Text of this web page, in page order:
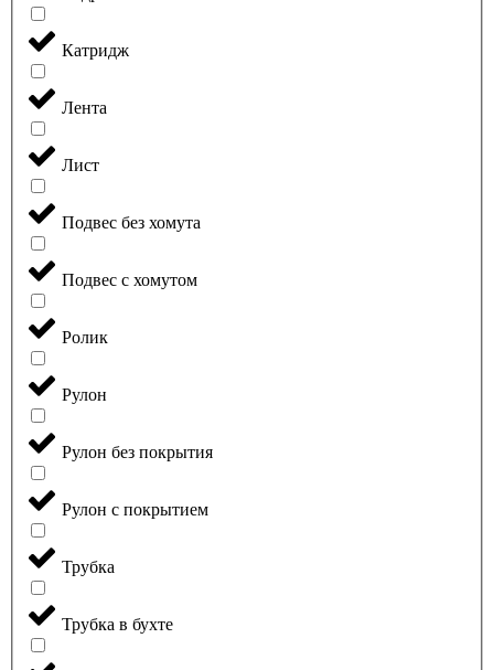
Катридж
Лента
Лист
Подвес без хомута
Подвес с хомутом
Ролик
Рулон
Рулон без покрытия
Рулон с покрытием
Трубка
Трубка в бухте